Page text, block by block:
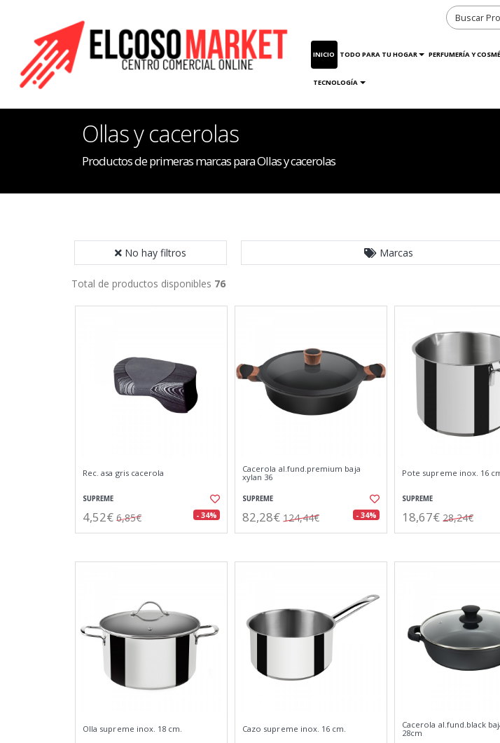
INICIO TODO PARA TU HOGAR PERFUMERÍA Y
TECNOLOGÍA
Ollas y cacerolas
Productos de primeras marcas para Ollas y cacerolas
No hay filtros Marcas
Total de productos disponibles 76
Rec. asa gris cacerola
SUPREME
4,52€ 6,85€ - 34%
Cacerola al.fund.premium baja
xylan 36
SUPREME
82,28€ 124,44€ - 34%
Pote supreme inox. 16
SUPREME
18,67€ 28,24€
Olla supreme inox. 18 cm. Cazo supreme inox. 16 cm.
Cacerola al.fund.black
28cm